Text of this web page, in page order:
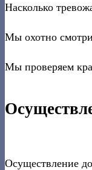
Насколько
Мы охотно
Мы проверяем
Осуществление